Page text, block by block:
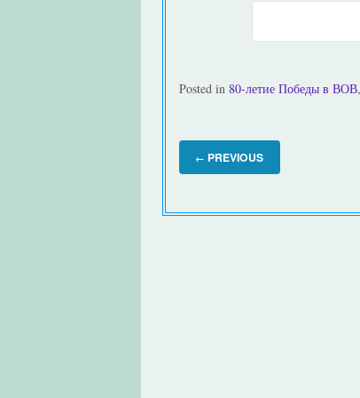
Posted in 80-летие Победы в ВОВ,
← PREVIOUS